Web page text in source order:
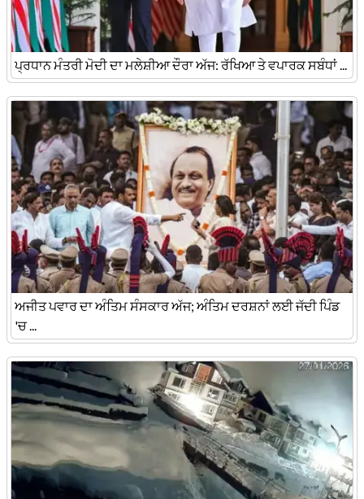
ਪ੍ਰਧਾਨ ਮੰਤਰੀ ਮੋਦੀ ਦਾ ਮਲੇਸ਼ੀਆ ਦੌਰਾ ਅੱਜ: ਰੱਖਿਆ ਤੇ ਵਪਾਰਕ ਸਬੰਧਾਂ ...
ਅਜੀਤ ਪਵਾਰ ਦਾ ਅੰਤਿਮ ਸੰਸਕਾਰ ਅੱਜ; ਅੰਤਿਮ ਦਰਸ਼ਨਾਂ ਲਈ ਜੱਦੀ ਪਿੰਡ
'ਚ ...